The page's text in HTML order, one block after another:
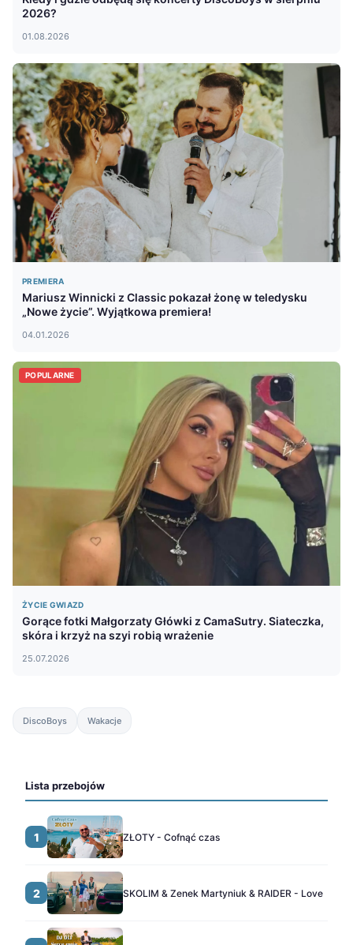
2026?
01.08.2026
PREMIERA
Mariusz Winnicki z Classic pokazał żonę w teledysku
„Nowe życie”. Wyjątkowa premiera!
04.01.2026
POPULARNE
ŻYCIE GWIAZD
Gorące fotki Małgorzaty Główki z CamaSutry. Siateczka,
skóra i krzyż na szyi robią wrażenie
25.07.2026
DiscoBoys Wakacje
Lista przebojów
1 ZŁOTY - Cofnąć czas
2 SKOLIM & Zenek Martyniuk & RAIDER - Love